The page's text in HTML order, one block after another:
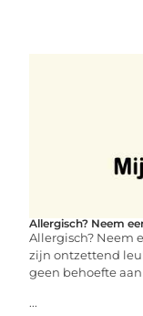
Allergisch? Neem
Allergisch? Neem
zijn ontzettend
geen behoefte
...